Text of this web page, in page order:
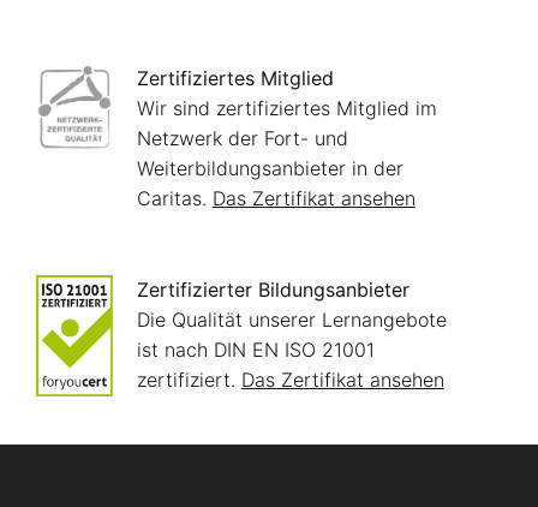
Zertifiziertes Mitglied
Wir sind zertifiziertes Mitglied im
Netzwerk der Fort- und
Weiterbildungsanbieter in der
Caritas. Das Zertifikat ansehen
Zertifizierter Bildungsanbieter
Die Qualität unserer Lernangebote
ist nach DIN EN ISO 21001
zertifiziert. Das Zertifikat ansehen